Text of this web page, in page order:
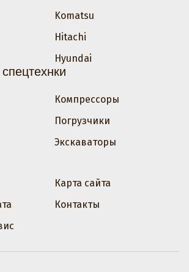
Komatsu
Hitachi
Hyundai
Компрессоры
Погрузчики
Экскаваторы
Карта сайта
Контакты